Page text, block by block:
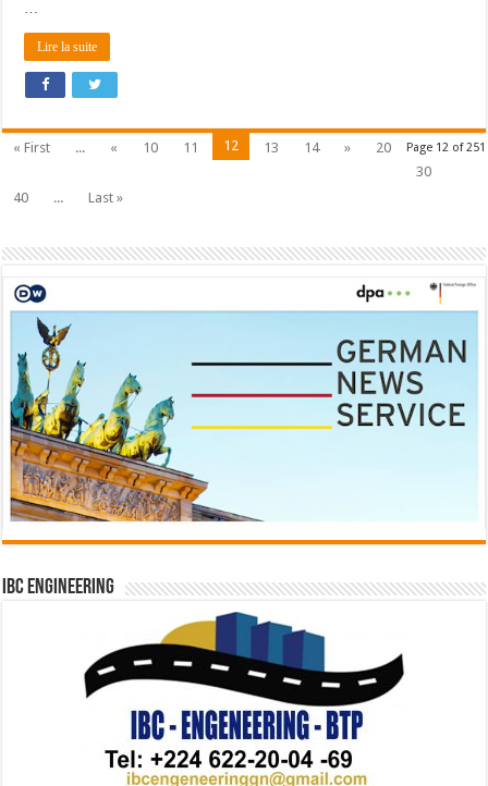
Lire la suite
Page 12 of 251
« First ... « 10 11 12 13 14 »
20
30
40
... Last »
IBC Engineering